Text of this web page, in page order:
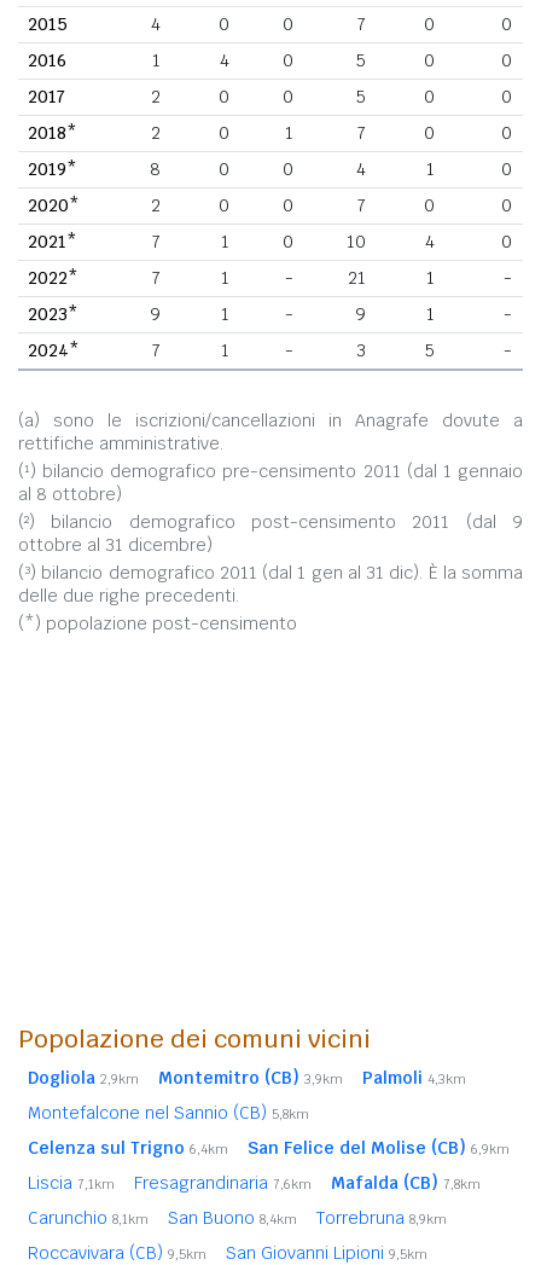
2015
4 0 0 7 0
0
2016
1 4 0 5 0
0
2017
2 0 0 5 0
0
2018*
2 0 1 7 0
0
2019*
8 0 0 4 1
0
2020*
2 0 0 7 0
0
2021*
7 1 0 10 4
0
2022*
7 1 - 21 1
-
2023*
9 1 - 9 1
-
2024*
7 1 - 3 5 -
(a) sono le iscrizioni/cancellazioni in Anagrafe dovute a
rettifiche amministrative.
(¹) bilancio demografico pre-censimento 2011 (dal 1 gennaio
al 8 ottobre)
(²) bilancio demografico post-censimento 2011 (dal 9
ottobre al 31 dicembre)
(³) bilancio demografico 2011 (dal 1 gen al 31 dic). È la somma
delle due righe precedenti.
(*) popolazione post-censimento
Popolazione dei comuni vicini
Dogliola 2,9km Montemitro (CB) 3,9km Palmoli 4,3km
Montefalcone nel Sannio (CB) 5,8km
Celenza sul Trigno 6,4km San Felice del Molise (CB) 6,9km
Liscia 7,1km Fresagrandinaria 7,6km Mafalda (CB) 7,8km
Carunchio 8,1km San Buono 8,4km Torrebruna 8,9km
Roccavivara (CB) 9,5km San Giovanni Lipioni 9,5km